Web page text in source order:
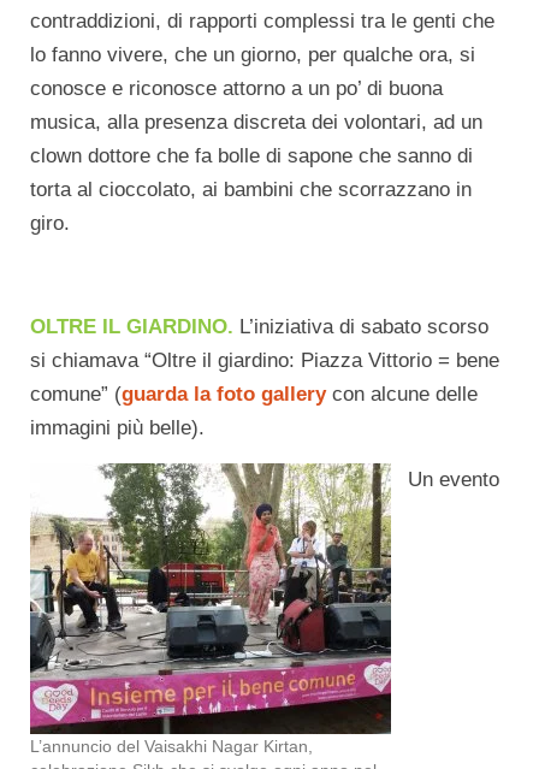
contraddizioni, di rapporti complessi tra le genti che
lo fanno vivere, che un giorno, per qualche ora, si
conosce e riconosce attorno a un po’ di buona
musica, alla presenza discreta dei volontari, ad un
clown dottore che fa bolle di sapone che sanno di
torta al cioccolato, ai bambini che scorrazzano in
giro.
OLTRE IL GIARDINO. L’iniziativa di sabato scorso
si chiamava “Oltre il giardino: Piazza Vittorio = bene
comune” (guarda la foto gallerycon alcune delle
immagini più belle).
L’annuncio del Vaisakhi Nagar Kirtan,
Un evento